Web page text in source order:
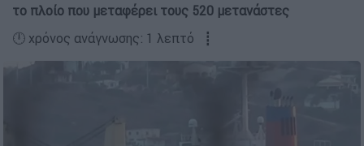
το πλοίο που μεταφέρει τους 520 μετανάστες
🕛 χρόνος ανάγνωσης: 1 λεπτό ┋